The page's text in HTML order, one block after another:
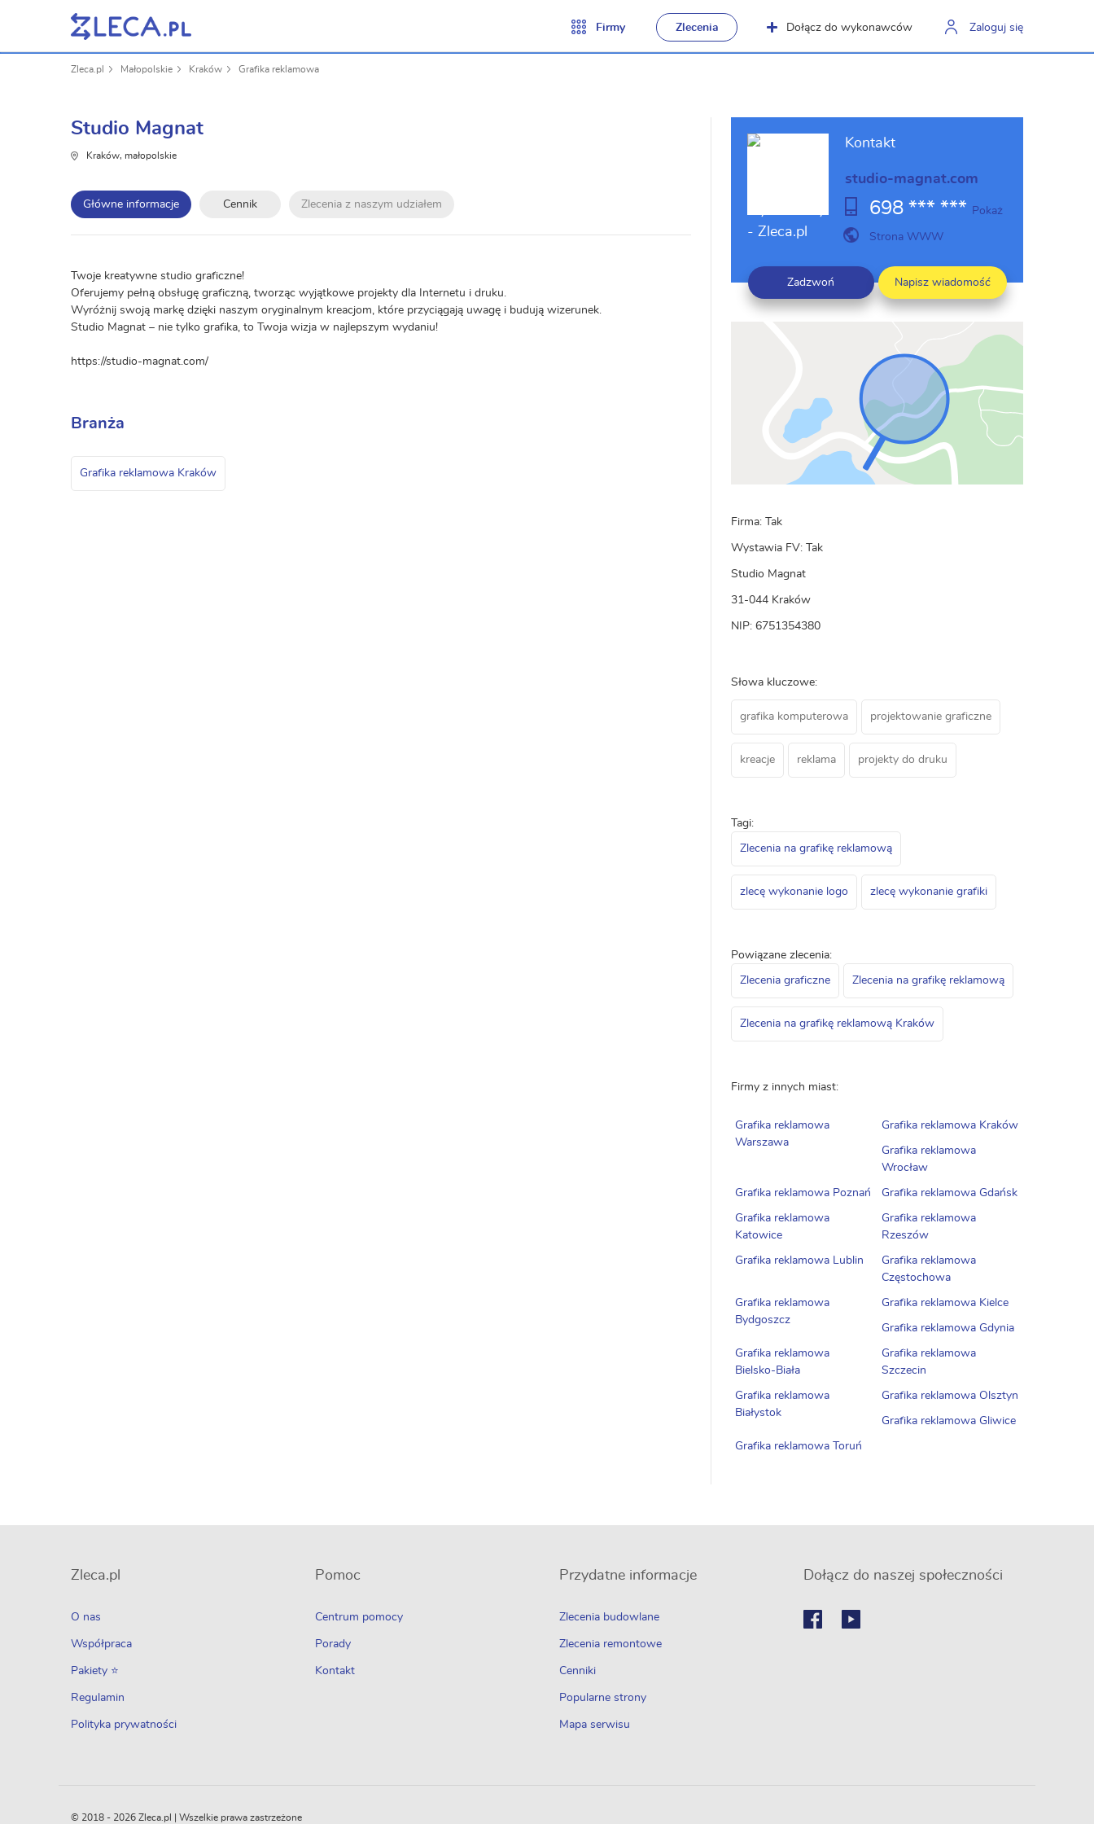
Firmy Zlecenia Dołącz do wykonawców Zaloguj się
Zleca.pl Małopolskie Kraków Grafika reklamowa
Studio Magnat
Kraków, małopolskie
Główne informacje Cennik Zlecenia z naszym udziałem
Twoje kreatywne studio graficzne!
Oferujemy pełną obsługę graficzną, tworząc wyjątkowe projekty dla Internetu i druku.
Wyróżnij swoją markę dzięki naszym oryginalnym kreacjom, które przyciągają uwagę i budują wizerunek.
Studio Magnat – nie tylko grafika, to Twoja wizja w najlepszym wydaniu!
https://studio-magnat.com/
Branża
Grafika reklamowa Kraków
Kontakt
studio-magnat.com
698 *** *** Pokaż
Strona WWW
Zadzwoń Napisz wiadomość
Firma: Tak
Wystawia FV: Tak
Studio Magnat
31-044 Kraków
NIP: 6751354380
Słowa kluczowe:
grafika komputerowa projektowanie graficzne
kreacje reklama projekty do druku
Tagi:
Zlecenia na grafikę reklamową
zlecę wykonanie logo zlecę wykonanie grafiki
Powiązane zlecenia:
Zlecenia graficzne Zlecenia na grafikę reklamową
Zlecenia na grafikę reklamową Kraków
Firmy z innych miast:
Grafika reklamowa
Warszawa
Grafika reklamowa Kraków
Grafika reklamowa
Wrocław
Grafika reklamowa Poznań Grafika reklamowa Gdańsk
Grafika reklamowa
Katowice
Grafika reklamowa
Rzeszów
Grafika reklamowa Lublin
Grafika reklamowa
Częstochowa
Grafika reklamowa
Bydgoszcz
Grafika reklamowa Kielce
Grafika reklamowa Gdynia
Grafika reklamowa
Bielsko-Biała
Grafika reklamowa
Szczecin
Grafika reklamowa
Białystok
Grafika reklamowa Olsztyn
Grafika reklamowa Gliwice
Grafika reklamowa Toruń
Zleca.pl
O nas
Współpraca
Pakiety ⭐
Regulamin
Polityka prywatności
Pomoc
Centrum pomocy
Porady
Kontakt
Przydatne informacje
Zlecenia budowlane
Zlecenia remontowe
Cenniki
Popularne strony
Mapa serwisu
Dołącz do naszej społeczności
© 2018 - 2026 Zleca.pl | Wszelkie prawa zastrzeżone